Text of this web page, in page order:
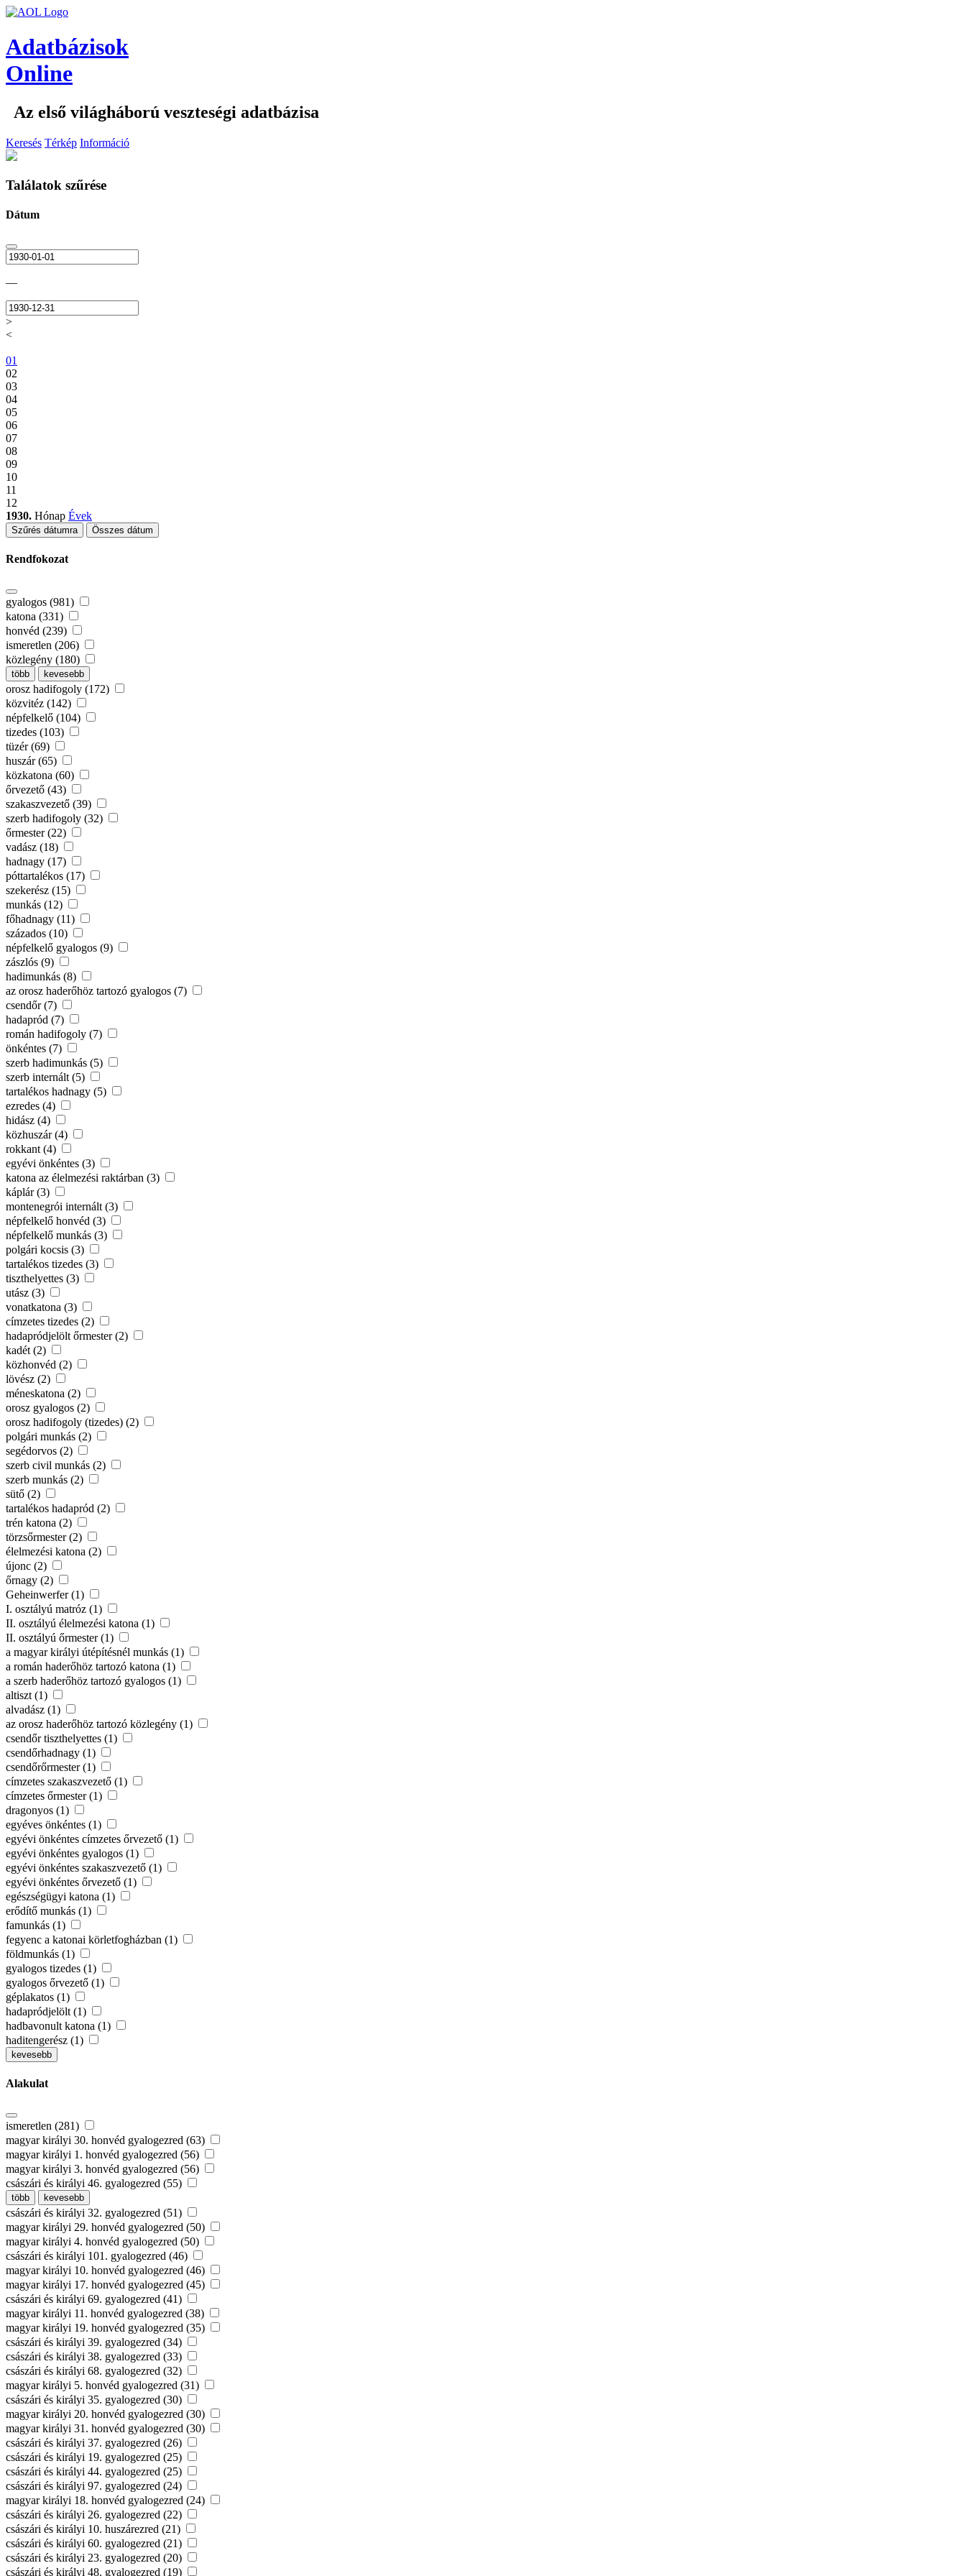
Adatbázisok
Online
Az első világháború veszteségi adatbázisa
Keresés Térkép Információ
Találatok szűrése
Dátum
—
>
<
01
02
03
04
05
06
07
08
09
10
11
12
1930. Hónap Évek
Szűrés dátumra Összes dátum
Rendfokozat
gyalogos (981)
katona (331)
honvéd (239)
ismeretlen (206)
közlegény (180)
több kevesebb
orosz hadifogoly (172)
közvitéz (142)
népfelkelő (104)
tizedes (103)
tüzér (69)
huszár (65)
közkatona (60)
őrvezető (43)
szakaszvezető (39)
szerb hadifogoly (32)
őrmester (22)
vadász (18)
hadnagy (17)
póttartalékos (17)
szekerész (15)
munkás (12)
főhadnagy (11)
százados (10)
népfelkelő gyalogos (9)
zászlós (9)
hadimunkás (8)
az orosz haderőhöz tartozó gyalogos (7)
csendőr (7)
hadapród (7)
román hadifogoly (7)
önkéntes (7)
szerb hadimunkás (5)
szerb internált (5)
tartalékos hadnagy (5)
ezredes (4)
hidász (4)
közhuszár (4)
rokkant (4)
egyévi önkéntes (3)
katona az élelmezési raktárban (3)
káplár (3)
montenegrói internált (3)
népfelkelő honvéd (3)
népfelkelő munkás (3)
polgári kocsis (3)
tartalékos tizedes (3)
tiszthelyettes (3)
utász (3)
vonatkatona (3)
címzetes tizedes (2)
hadapródjelölt őrmester (2)
kadét (2)
közhonvéd (2)
lövész (2)
méneskatona (2)
orosz gyalogos (2)
orosz hadifogoly (tizedes) (2)
polgári munkás (2)
segédorvos (2)
szerb civil munkás (2)
szerb munkás (2)
sütő (2)
tartalékos hadapród (2)
trén katona (2)
törzsőrmester (2)
élelmezési katona (2)
újonc (2)
őrnagy (2)
Geheinwerfer (1)
I. osztályú matróz (1)
II. osztályú élelmezési katona (1)
II. osztályú őrmester (1)
a magyar királyi útépítésnél munkás (1)
a román haderőhöz tartozó katona (1)
a szerb haderőhöz tartozó gyalogos (1)
altiszt (1)
alvadász (1)
az orosz haderőhöz tartozó közlegény (1)
csendőr tiszthelyettes (1)
csendőrhadnagy (1)
csendőrőrmester (1)
címzetes szakaszvezető (1)
címzetes őrmester (1)
dragonyos (1)
egyéves önkéntes (1)
egyévi önkéntes címzetes őrvezető (1)
egyévi önkéntes gyalogos (1)
egyévi önkéntes szakaszvezető (1)
egyévi önkéntes őrvezető (1)
egészségügyi katona (1)
erődítő munkás (1)
famunkás (1)
fegyenc a katonai körletfogházban (1)
földmunkás (1)
gyalogos tizedes (1)
gyalogos őrvezető (1)
géplakatos (1)
hadapródjelölt (1)
hadbavonult katona (1)
haditengerész (1)
kevesebb
Alakulat
ismeretlen (281)
magyar királyi 30. honvéd gyalogezred (63)
magyar királyi 1. honvéd gyalogezred (56)
magyar királyi 3. honvéd gyalogezred (56)
császári és királyi 46. gyalogezred (55)
több kevesebb
császári és királyi 32. gyalogezred (51)
magyar királyi 29. honvéd gyalogezred (50)
magyar királyi 4. honvéd gyalogezred (50)
császári és királyi 101. gyalogezred (46)
magyar királyi 10. honvéd gyalogezred (46)
magyar királyi 17. honvéd gyalogezred (45)
császári és királyi 69. gyalogezred (41)
magyar királyi 11. honvéd gyalogezred (38)
magyar királyi 19. honvéd gyalogezred (35)
császári és királyi 39. gyalogezred (34)
császári és királyi 38. gyalogezred (33)
császári és királyi 68. gyalogezred (32)
magyar királyi 5. honvéd gyalogezred (31)
császári és királyi 35. gyalogezred (30)
magyar királyi 20. honvéd gyalogezred (30)
magyar királyi 31. honvéd gyalogezred (30)
császári és királyi 37. gyalogezred (26)
császári és királyi 19. gyalogezred (25)
császári és királyi 44. gyalogezred (25)
császári és királyi 97. gyalogezred (24)
magyar királyi 18. honvéd gyalogezred (24)
császári és királyi 26. gyalogezred (22)
császári és királyi 10. huszárezred (21)
császári és királyi 60. gyalogezred (21)
császári és királyi 23. gyalogezred (20)
császári és királyi 48. gyalogezred (19)